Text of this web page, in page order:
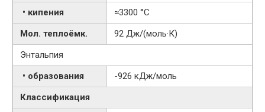
• кипения
≈3300 °C
Мол. теплоёмк.
92 Дж/(моль·К)
Энтальпия
• образования
-926 кДж/моль
Классификация